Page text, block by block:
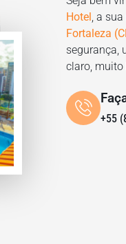
Hotel , a sua
Fortaleza
segurança,
claro, muito
+55